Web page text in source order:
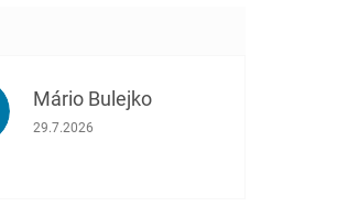
Mário Bulejko
Hodnotenie obchodu je 5 z 5 hviezdičiek.
29.7.2026